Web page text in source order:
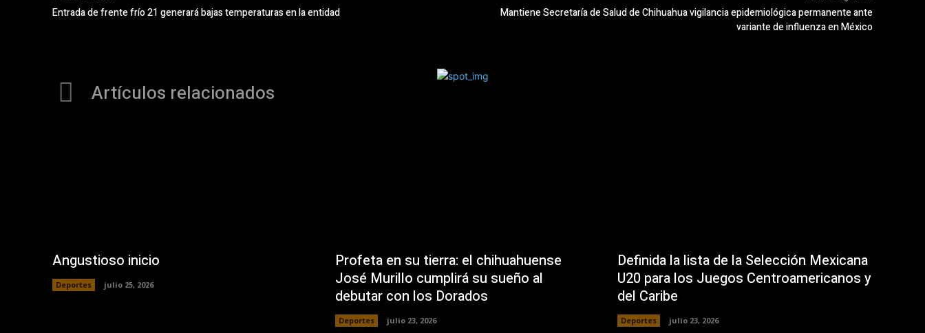
Entrada de frente frío 21 generará bajas temperaturas en la entidad
Mantiene Secretaría de Salud de Chihuahua vigilancia epidemiológica permanente ante
variante de influenza en México
Artículos relacionados
Angustioso inicio
Deportes julio 25, 2026
Profeta en su tierra: el chihuahuense
José Murillo cumplirá su sueño al
debutar con los Dorados
Deportes julio 23, 2026
Definida la lista de la Selección Mexicana
U20 para los Juegos Centroamericanos y
del Caribe
Deportes julio 23, 2026